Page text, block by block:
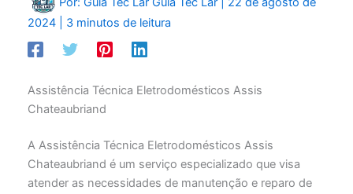
2024
3 minutos de leitura
Assistência Técnica Eletrodomésticos Assis
Chateaubriand
A Assistência Técnica Eletrodomésticos Assis
Chateaubriand é um serviço especializado que visa
atender as necessidades de manutenção e reparo de